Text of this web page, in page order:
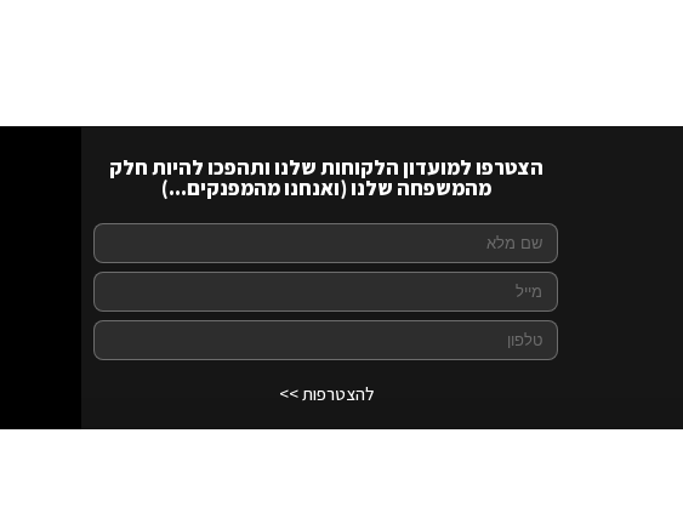
הצטרפו למועדון הלקוחות שלנו ותהפכו להיות חלק
מהמשפחה שלנו (ואנחנו מהמפנקים...)
להצטרפות >>